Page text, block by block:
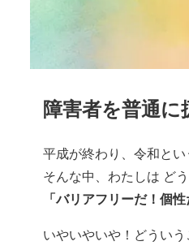
障害者を普通
平成が終わり、令和と
そんな中、わたしは ど
「バリアフリーだ！個
いやいやいや！どうい